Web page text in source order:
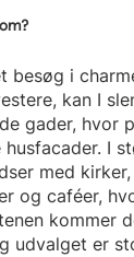
besøg i
kan I
gader, hvor
husfacader. I
med kirker,
og caféer,
kommer
udvalget er